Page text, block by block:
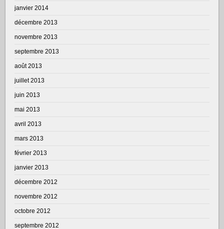
janvier 2014
décembre 2013
novembre 2013
septembre 2013
août 2013
juillet 2013
juin 2013
mai 2013
avril 2013
mars 2013
février 2013
janvier 2013
décembre 2012
novembre 2012
octobre 2012
septembre 2012